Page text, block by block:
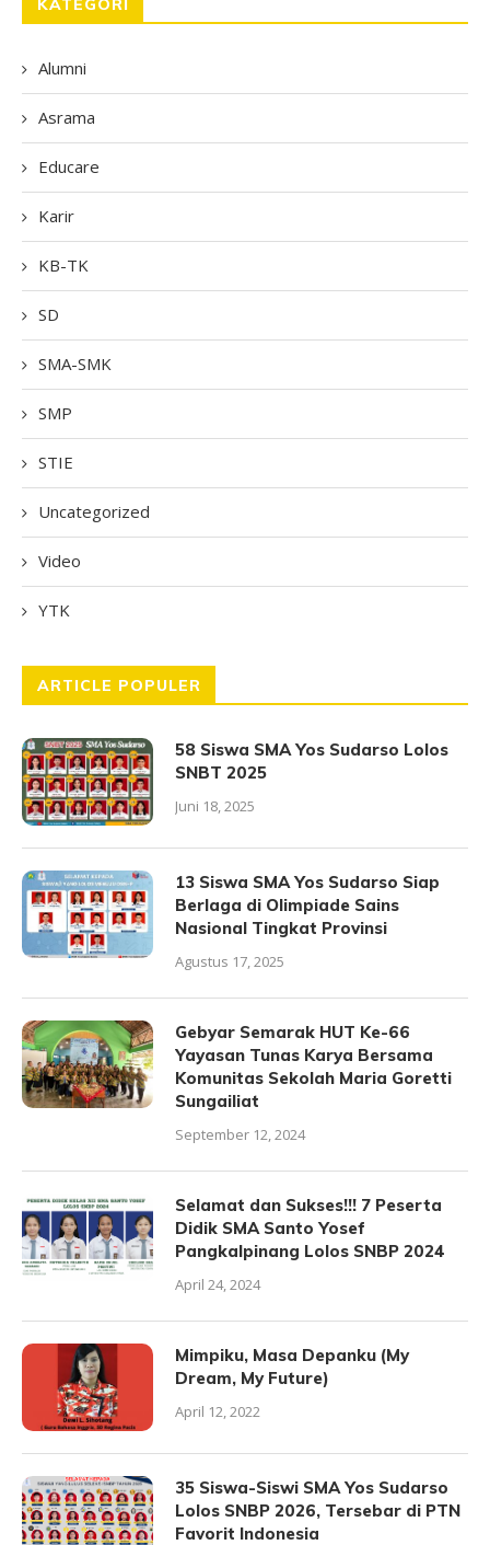
KATEGORI
Alumni
Asrama
Educare
Karir
KB-TK
SD
SMA-SMK
SMP
STIE
Uncategorized
Video
YTK
ARTICLE POPULER
58 Siswa SMA Yos Sudarso Lolos
SNBT 2025
Juni 18, 2025
13 Siswa SMA Yos Sudarso Siap
Berlaga di Olimpiade Sains
Nasional Tingkat Provinsi
Agustus 17, 2025
Gebyar Semarak HUT Ke-66
Yayasan Tunas Karya Bersama
Komunitas Sekolah Maria Goretti
Sungailiat
September 12, 2024
Selamat dan Sukses!!! 7 Peserta
Didik SMA Santo Yosef
Pangkalpinang Lolos SNBP 2024
April 24, 2024
Mimpiku, Masa Depanku (My
Dream, My Future)
April 12, 2022
35 Siswa-Siswi SMA Yos Sudarso
Lolos SNBP 2026, Tersebar di PTN
Favorit Indonesia